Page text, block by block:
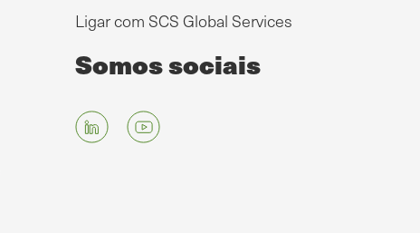
Ligar com SCS Global Services
Somos sociais